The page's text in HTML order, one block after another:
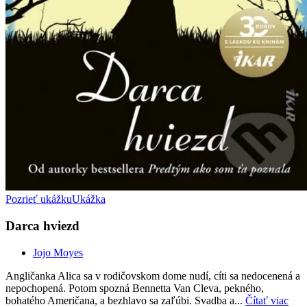
Pozrieť ukážkuUkážka
Darca hviezd
Jojo Moyes
Angličanka Alica sa v rodičovskom dome nudí, cíti sa nedocenená a
nepochopená. Potom spozná Bennetta Van Cleva, pekného,
bohatého Američana, a bezhlavo sa zaľúbi. Svadba a... Čítať viac